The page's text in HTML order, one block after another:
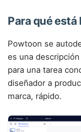
Para qué
Powtoon se
es una
para una tarea
diseñador a
marca, rápido.